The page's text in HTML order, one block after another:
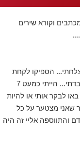
וקורא שירים
הספיקו לקחת
אותי לבית חולים ולהוסיף לי את הדם שאיבדתי... הייתי כמעט 7
לבקר אותי או להיות
שאני מצטער על כל
והתווספה אליי זה היה